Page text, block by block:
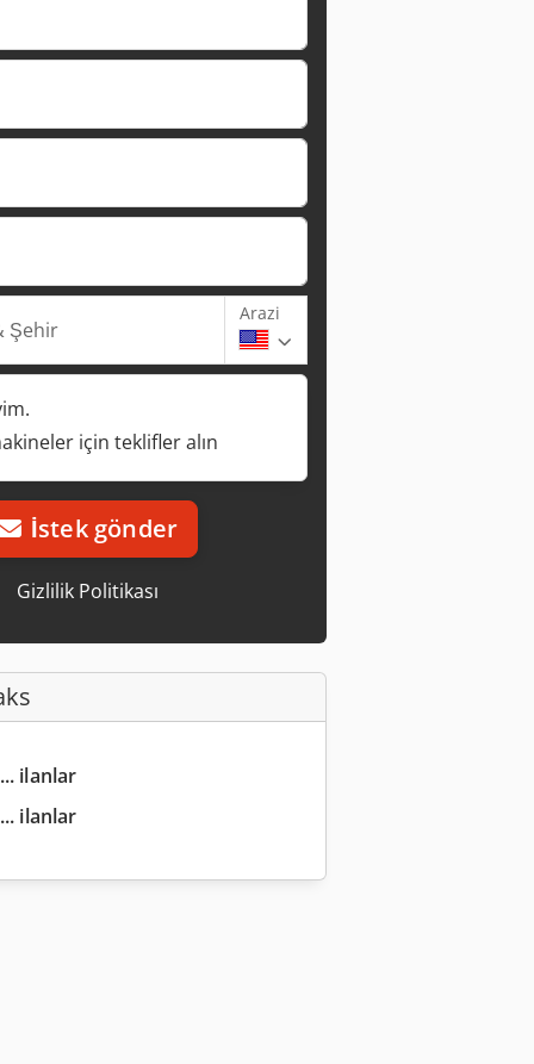
Şehir
Arazi
için teklifler alın
İstek gönder
Gizlilik Politikası
ilanlar
ilanlar